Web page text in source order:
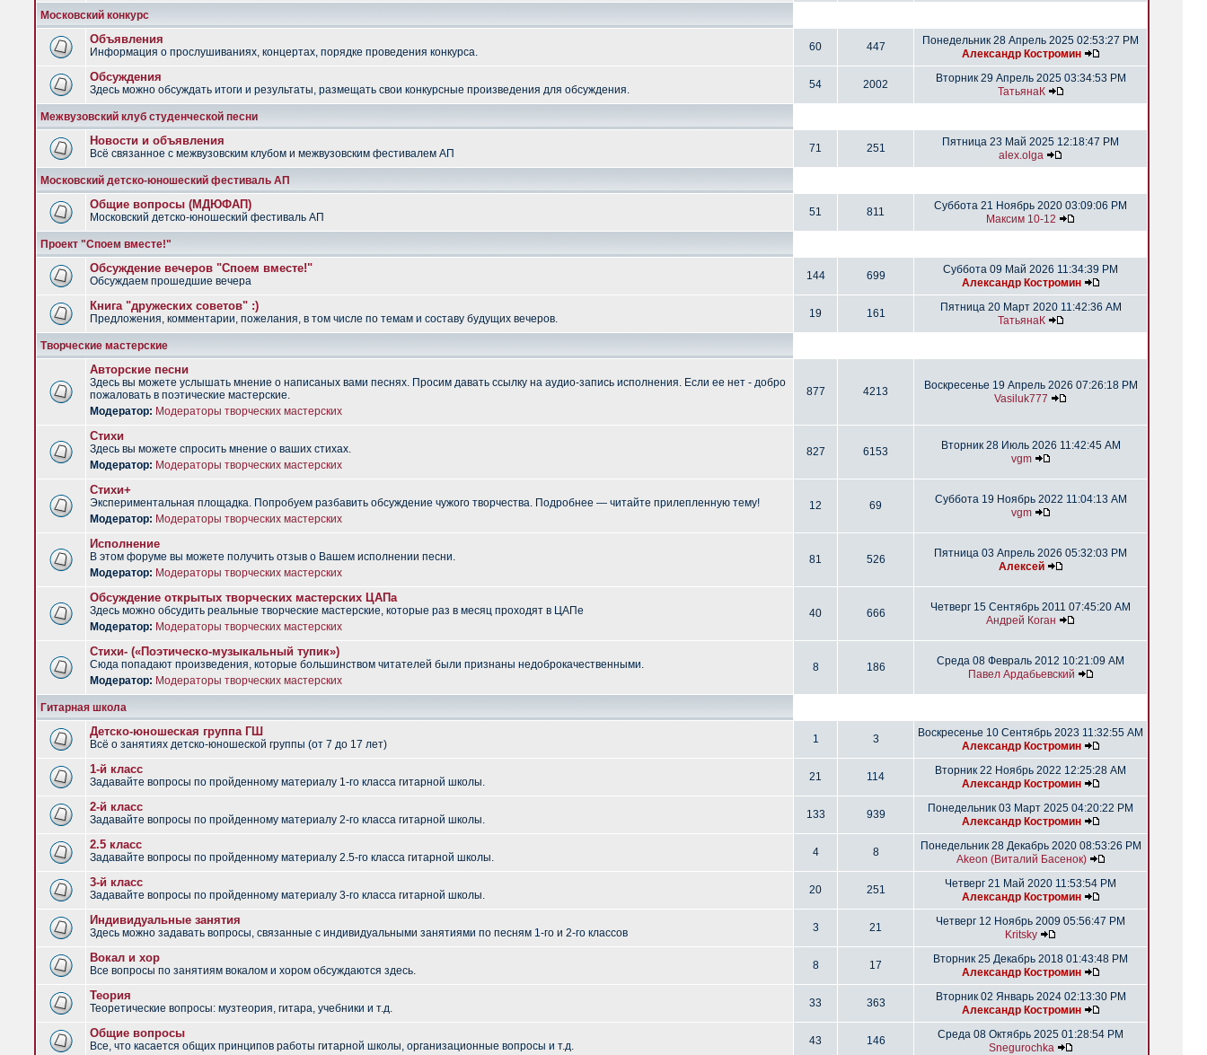
Московский конкурс
Объявления
Информация о прослушиваниях, концертах, порядке проведения конкурса. 60 447
Понедельник 28 Апрель 2025 02:53:27 PM
Александр Костромин
Обсуждения
Здесь можно обсуждать итоги и результаты, размещать свои конкурсные произведения для обсуждения. 54 2002
Вторник 29 Апрель 2025 03:34:53 PM
ТатьянаК
Межвузовский клуб студенческой песни
Новости и объявления
Всё связанное с межвузовским клубом и межвузовским фестивалем АП 71 251
Пятница 23 Май 2025 12:18:47 PM
alex.olga
Московский детско-юношеский фестиваль АП
Общие вопросы (МДЮФАП)
Московский детско-юношеский фестиваль АП 51 811
Суббота 21 Ноябрь 2020 03:09:06 PM
Максим 10-12
Проект "Споем вместе!"
Обсуждение вечеров "Споем вместе!"
Обсуждаем прошедшие вечера 144 699
Суббота 09 Май 2026 11:34:39 PM
Александр Костромин
Книга "дружеских советов" :)
Предложения, комментарии, пожелания, в том числе по темам и составу будущих вечеров. 19 161
Пятница 20 Март 2020 11:42:36 AM
ТатьянаК
Творческие мастерские
Авторские песни
Здесь вы можете услышать мнение о написаных вами песнях. Просим давать ссылку на аудио-запись исполнения. Если ее нет - добро
пожаловать в поэтические мастерские.
Модератор: Модераторы творческих мастерских
877 4213
Воскресенье 19 Апрель 2026 07:26:18 PM
Vasiluk777
Стихи
Здесь вы можете спросить мнение о ваших стихах.
Модератор: Модераторы творческих мастерских
827 6153
Вторник 28 Июль 2026 11:42:45 AM
vgm
Стихи+
Экспериментальная площадка. Попробуем разбавить обсуждение чужого творчества. Подробнее — читайте прилепленную тему!
Модератор: Модераторы творческих мастерских
12 69
Суббота 19 Ноябрь 2022 11:04:13 AM
vgm
Исполнение
В этом форуме вы можете получить отзыв о Вашем исполнении песни.
Модератор: Модераторы творческих мастерских
81 526
Пятница 03 Апрель 2026 05:32:03 PM
Алексей
Обсуждение открытых творческих мастерских ЦАПа
Здесь можно обсудить реальные творческие мастерские, которые раз в месяц проходят в ЦАПе
Модератор: Модераторы творческих мастерских
40 666
Четверг 15 Сентябрь 2011 07:45:20 AM
Андрей Коган
Стихи- («Поэтическо-музыкальный тупик»)
Сюда попадают произведения, которые большинством читателей были признаны недоброкачественными.
Модератор: Модераторы творческих мастерских
8 186
Среда 08 Февраль 2012 10:21:09 AM
Павел Ардабьевский
Гитарная школа
Детско-юношеская группа ГШ
Всё о занятиях детско-юношеской группы (от 7 до 17 лет) 1 3
Воскресенье 10 Сентябрь 2023 11:32:55 AM
Александр Костромин
1-й класс
Задавайте вопросы по пройденному материалу 1-го класса гитарной школы. 21 114
Вторник 22 Ноябрь 2022 12:25:28 AM
Александр Костромин
2-й класс
Задавайте вопросы по пройденному материалу 2-го класса гитарной школы. 133 939
Понедельник 03 Март 2025 04:20:22 PM
Александр Костромин
2.5 класс
Задавайте вопросы по пройденному материалу 2.5-го класса гитарной школы. 4 8
Понедельник 28 Декабрь 2020 08:53:26 PM
Akeon (Виталий Басенок)
3-й класс
Задавайте вопросы по пройденному материалу 3-го класса гитарной школы. 20 251
Четверг 21 Май 2020 11:53:54 PM
Александр Костромин
Индивидуальные занятия
Здесь можно задавать вопросы, связанные с индивидуальными занятиями по песням 1-го и 2-го классов 3 21
Четверг 12 Ноябрь 2009 05:56:47 PM
Kritsky
Вокал и хор
Все вопросы по занятиям вокалом и хором обсуждаются здесь. 8 17
Вторник 25 Декабрь 2018 01:43:48 PM
Александр Костромин
Теория
Теоретические вопросы: музтеория, гитара, учебники и т.д. 33 363
Вторник 02 Январь 2024 02:13:30 PM
Александр Костромин
Общие вопросы
Все, что касается общих принципов работы гитарной школы, организационные вопросы и т.д. 43 146
Среда 08 Октябрь 2025 01:28:54 PM
Snegurochka